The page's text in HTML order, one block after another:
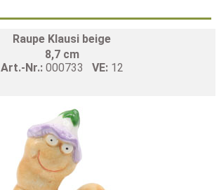
Raupe Klausi beige
8,7 cm
Art.-Nr.: 000733 VE: 12